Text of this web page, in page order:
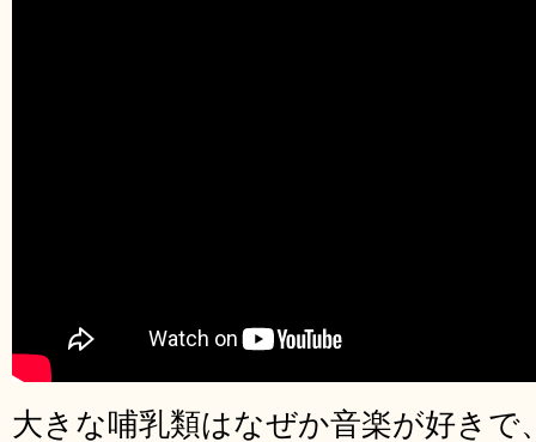
大きな哺乳類はなぜか音楽が好きで